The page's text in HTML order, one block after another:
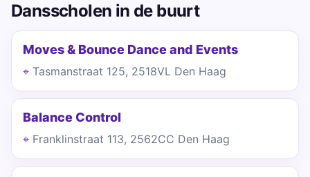
Dansscholen in de buurt
Moves & Bounce Dance and Events
Tasmanstraat 125, 2518VL Den Haag
Balance Control
Franklinstraat 113, 2562CC Den Haag